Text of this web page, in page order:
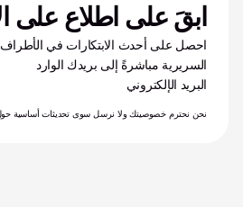
ابقَ على اطلاع على
السريرية مباشرةً إلى بريدك الوارد
البريد الإلكتروني
نحن نحترم خصوصيتك ولا نرسل سوى تحديثات أساسية حول